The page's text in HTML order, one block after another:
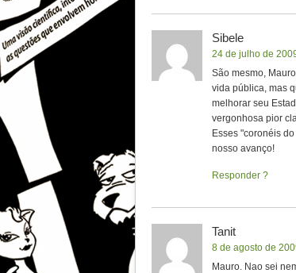
Sibele
24 de julho de
São mesmo,
vida pública, mas
melhorar seu
vergonhosa pior
Esses "coronéis
nosso avanço!
Responder
Tanit
8 de agosto de
Mauro. Nao sei